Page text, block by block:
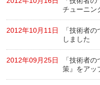
チューニン
2012年10月11日
「技術者
しました
2012年09月25日
「技術者
策』をアッ